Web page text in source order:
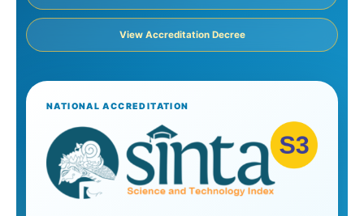
View Accreditation Decree
NATIONAL ACCREDITATION